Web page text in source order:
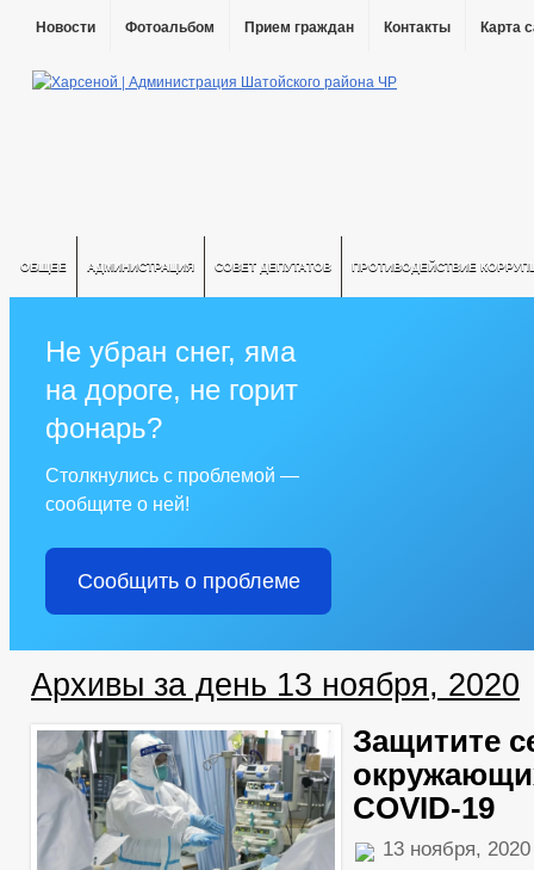
Новости Фотоальбом Прием граждан Контакты Карта
ОБЩЕЕ АДМИНИСТРАЦИЯ СОВЕТ ДЕПУТАТОВ ПРОТИВОДЕЙСТВИЕ
Не убран снег, яма
на дороге, не горит
фонарь?
Столкнулись с проблемой —
сообщите о ней!
Сообщить о проблеме
Архивы за день 13 ноября, 2020
Защитите
COVID-19
13 ноября,